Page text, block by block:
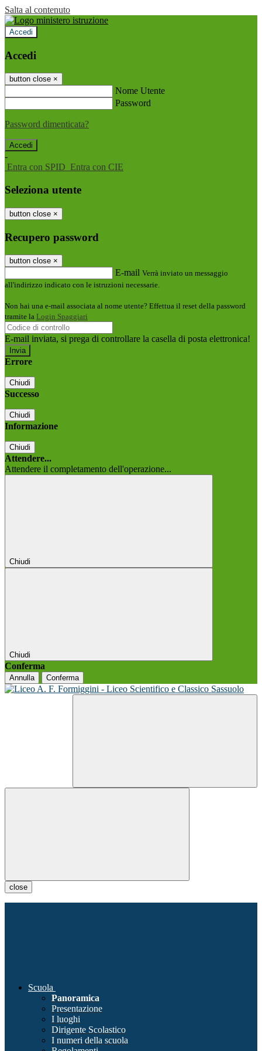
Salta al contenuto
Accedi
Accedi
button close ×
Nome Utente
Password
Password dimenticata?
-
Entra con SPID Entra con CIE
Seleziona utente
button close ×
Recupero password
button close ×
E-mail Verrà inviato un messaggio
all'indirizzo indicato con le istruzioni necessarie.
Non hai una e-mail associata al nome utente? Effettua il reset della password
tramite la Login Spaggiari
E-mail inviata, si prega di controllare la casella di posta elettronica!
Errore
Chiudi
Successo
Chiudi
Informazione
Chiudi
Attendere...
Attendere il completamento dell'operazione...
Chiudi
Chiudi
Conferma
Annulla Conferma
close
Scuola
Panoramica
Presentazione
I luoghi
Dirigente Scolastico
I numeri della scuola